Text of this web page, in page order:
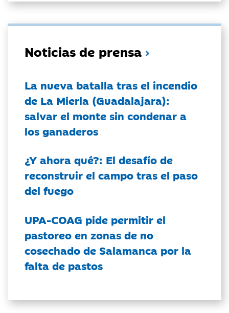
Noticias de prensa
La nueva batalla tras el incendio
de La Mierla (Guadalajara):
salvar el monte sin condenar a
los ganaderos
¿Y ahora qué?: El desafío de
reconstruir el campo tras el paso
del fuego
UPA-COAG pide permitir el
pastoreo en zonas de no
cosechado de Salamanca por la
falta de pastos